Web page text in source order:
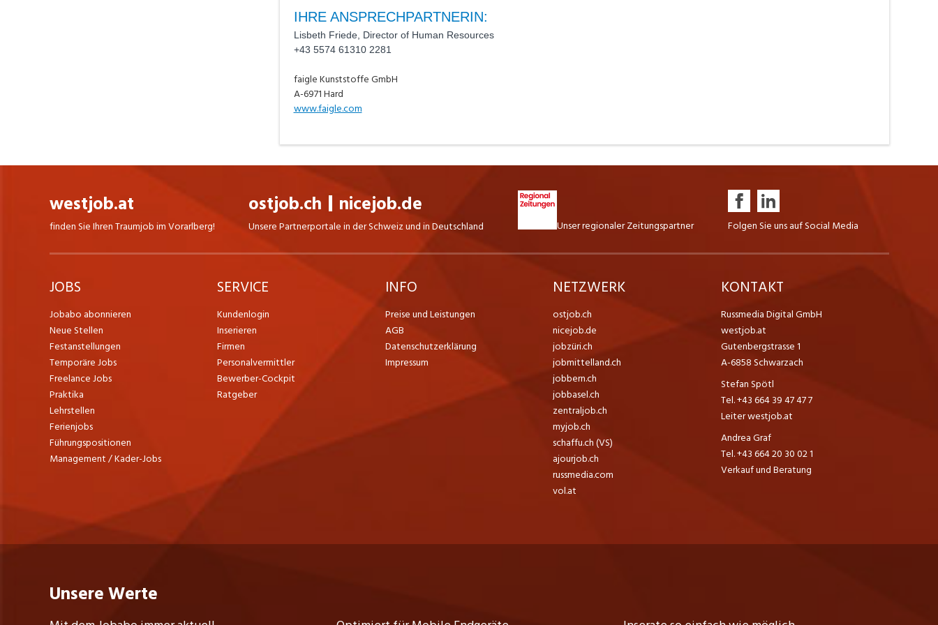
IHRE ANSPRECHPARTNERIN:
Lisbeth Friede, Director of Human Resources
+43 5574 61310 2281
faigle Kunststoffe GmbH
A-6971 Hard
www.faigle.com
westjob.at
finden Sie Ihren Traumjob im Vorarlberg!
ostjob.ch nicejob.de
Unsere Partnerportale in der Schweiz und in Deutschland Unser regionaler Zeitungspartner Folgen Sie uns auf Social Media
JOBS
Jobabo abonnieren
Neue Stellen
Festanstellungen
Temporäre Jobs
Freelance Jobs
Praktika
Lehrstellen
Ferienjobs
Führungspositionen
Management / Kader-Jobs
SERVICE
Kundenlogin
Inserieren
Firmen
Personalvermittler
Bewerber-Cockpit
Ratgeber
INFO
Preise und Leistungen
AGB
Datenschutzerklärung
Impressum
NETZWERK
ostjob.ch
nicejob.de
jobzüri.ch
jobmittelland.ch
jobbern.ch
jobbasel.ch
zentraljob.ch
myjob.ch
schaffu.ch (VS)
ajourjob.ch
russmedia.com
vol.at
KONTAKT
Russmedia Digital GmbH
westjob.at
Gutenbergstrasse 1
A-6858 Schwarzach
Stefan Spötl
Tel. +43 664 39 47 47 7
Leiter westjob.at
Andrea Graf
Tel. +43 664 20 30 02 1
Verkauf und Beratung
Unsere Werte